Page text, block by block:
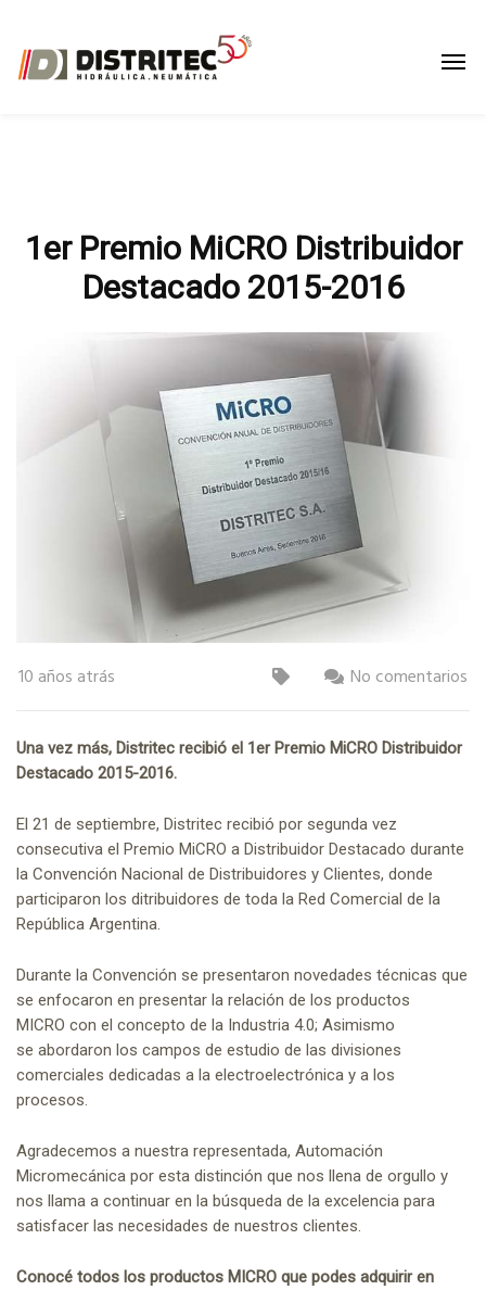
1er Premio MiCRO Distribuidor
Destacado 2015-2016
10 años atrás No comentarios
Una vez más, Distritec recibió el 1er Premio MiCRO Distribuidor
Destacado 2015-2016.
El 21 de septiembre, Distritec recibió por segunda vez
consecutiva el Premio MiCRO a Distribuidor Destacado durante
la Convención Nacional de Distribuidores y Clientes, donde
participaron los ditribuidores de toda la Red Comercial de la
República Argentina.
Durante la Convención se presentaron novedades técnicas que
se enfocaron en presentar la relación de los productos
MICRO con el concepto de la Industria 4.0; Asimismo
se abordaron los campos de estudio de las divisiones
comerciales dedicadas a la electroelectrónica y a los
procesos.
Agradecemos a nuestra representada, Automación
Micromecánica por esta distinción que nos llena de orgullo y
nos llama a continuar en la búsqueda de la excelencia para
satisfacer las necesidades de nuestros clientes.
Conocé todos los productos MICRO que podes adquirir en